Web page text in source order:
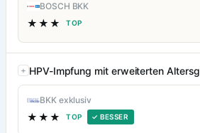
BOSCH BKK
★★★ TOP
HPV-Impfung mit erweiterten
BKK exklusiv
★★★ TOP ✓ BESSER